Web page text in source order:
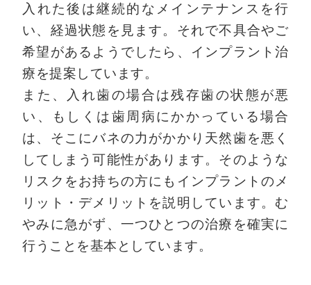
入れた後は継続的なメインテナンスを行
い、経過状態を見ます。それで不具合やご
希望があるようでしたら、インプラント治
療を提案しています。
また、入れ歯の場合は残存歯の状態が悪
い、もしくは歯周病にかかっている場合
は、そこにバネの力がかかり天然歯を悪く
してしまう可能性があります。そのような
リスクをお持ちの方にもインプラントのメ
リット・デメリットを説明しています。む
やみに急がず、一つひとつの治療を確実に
行うことを基本としています。